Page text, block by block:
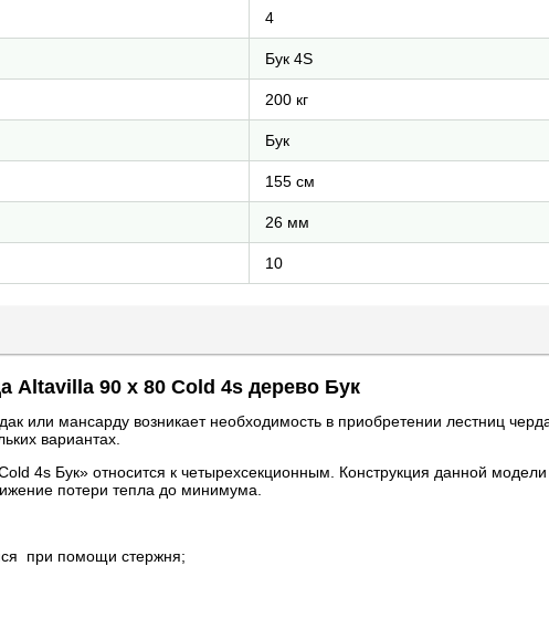
4
Бук 4S
200 кг
Бук
155 см
26 мм
10
Altavilla 90 х 80 Cold 4s дерево Бук
или мансарду возникает необходимость в приобретении лестниц
вариантах.
4s Бук» относится к четырехсекционным. Конструкция данной
потери тепла до минимума.
при помощи стержня;